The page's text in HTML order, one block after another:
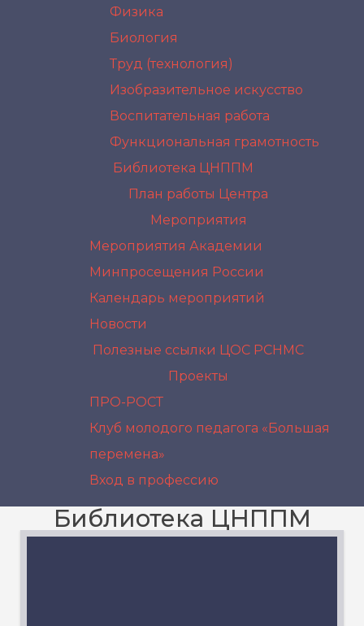
Физика
Биология
Труд (технология)
Изобразительное искусство
Воспитательная работа
Функциональная грамотность
Библиотека ЦНППМ
План работы Центра
Мероприятия
Мероприятия Академии
Минпросещения России
Календарь мероприятий
Новости
Полезные ссылки ЦОС РСНМС
Проекты
ПРО-РОСТ
Клуб молодого педагога «Большая
перемена»
Вход в профессию
Библиотека ЦНППМ